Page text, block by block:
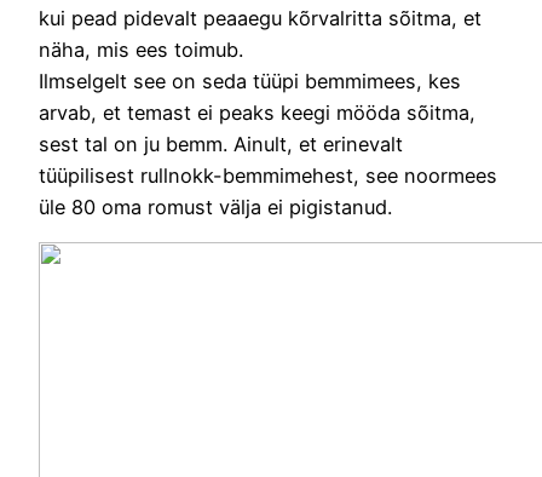
kui pead pidevalt peaaegu kõrvalritta sõitma, et
näha, mis ees toimub.
Ilmselgelt see on seda tüüpi bemmimees, kes
arvab, et temast ei peaks keegi mööda sõitma,
sest tal on ju bemm. Ainult, et erinevalt
tüüpilisest rullnokk-bemmimehest, see noormees
üle 80 oma romust välja ei pigistanud.